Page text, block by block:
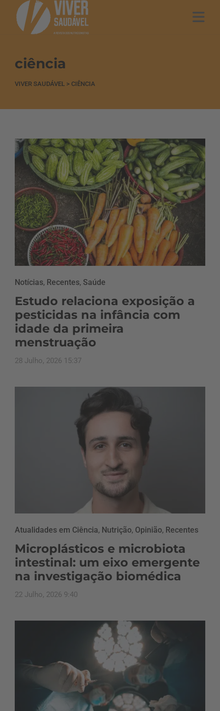
ciência
VIVER SAUDÁVEL > CIÊNCIA
Notícias, Recentes, Saúde
Estudo relaciona exposição a
pesticidas na infância com
idade da primeira
menstruação
28 Julho, 2026 15:37
Atualidades em Ciência, Nutrição, Opinião, Recentes
Microplásticos e microbiota
intestinal: um eixo emergente
na investigação biomédica
22 Julho, 2026 9:40